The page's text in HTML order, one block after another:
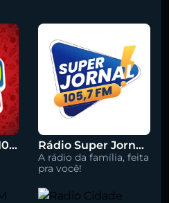
Rádio FM O Dia 100.5 Rádio Super Jornal 105.7 FM
A rádio da família, feita
pra você!